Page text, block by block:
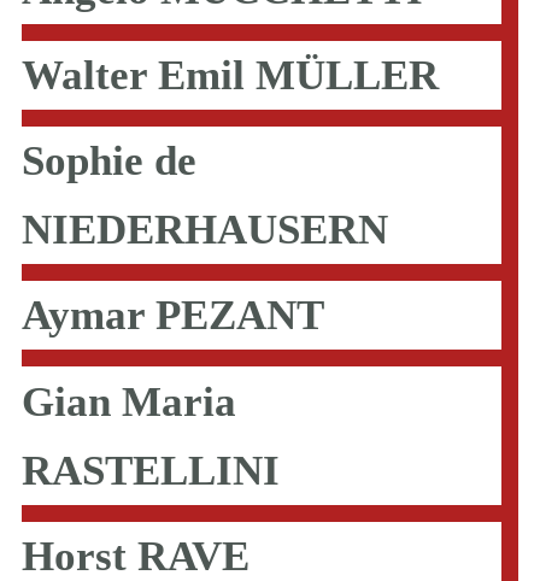
Walter Emil MÜLLER
Sophie de
NIEDERHAUSERN
Aymar PEZANT
Gian Maria
RASTELLINI
Horst RAVE